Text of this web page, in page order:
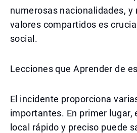
numerosas nacionalidades, y
valores compartidos es
social.
Lecciones que Aprender de
El incidente proporciona
importantes. En primer lugar,
local rápido y preciso puede